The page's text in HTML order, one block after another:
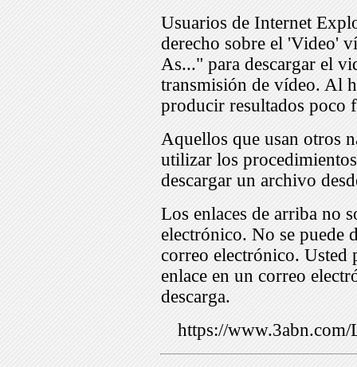
Usuarios de Internet
derecho sobre el 'Video'
As..." para descargar el
transmisión de vídeo. Al
producir resultados poco
Aquellos que usan otros
utilizar los
descargar un archivo
Los enlaces de arriba no
electrónico. No se puede
correo electrónico. Usted
enlace en un correo
descarga.
https://